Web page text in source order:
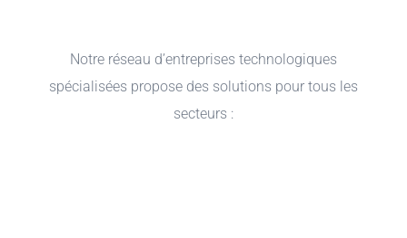
Notre réseau d’entreprises technologiques
spécialisées propose des solutions pour tous les
secteurs :